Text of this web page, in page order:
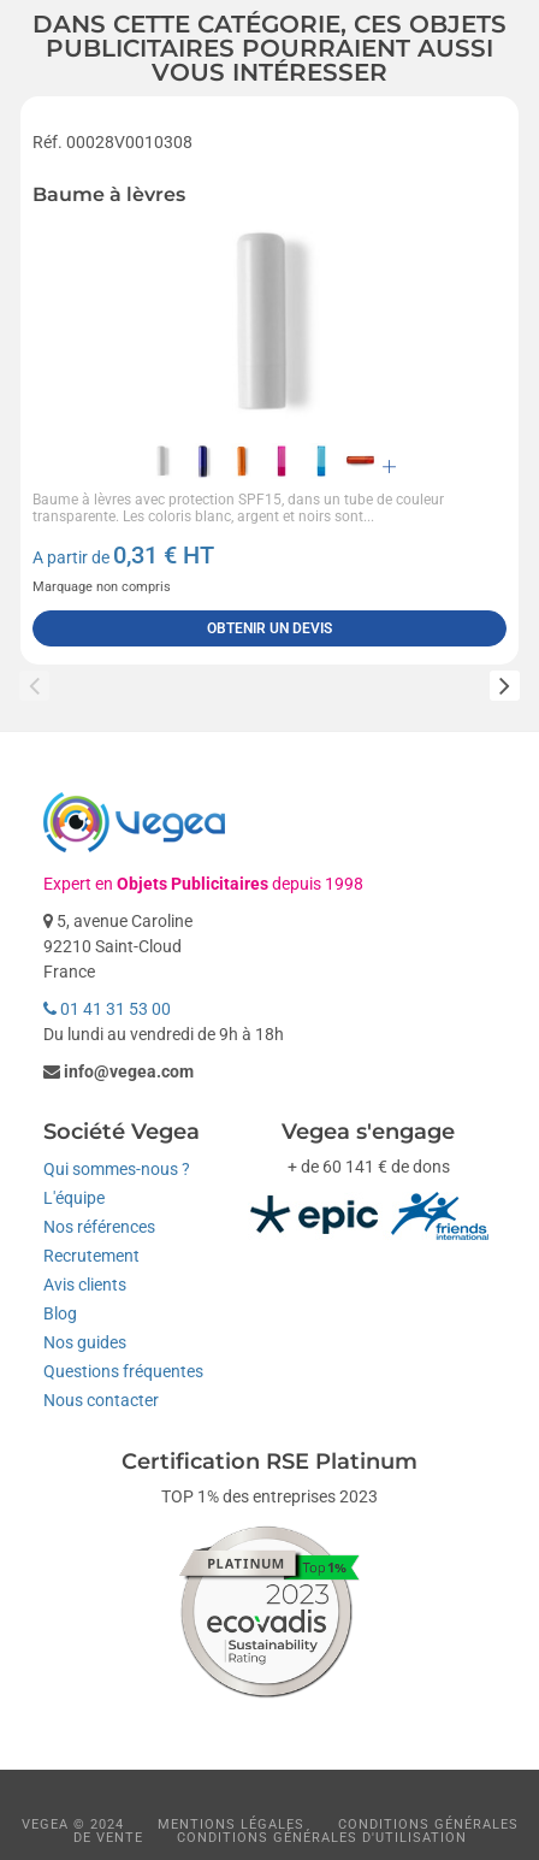
DANS CETTE CATÉGORIE, CES OBJETS
PUBLICITAIRES POURRAIENT AUSSI
VOUS INTÉRESSER
Réf. 00028V0010308
Baume à lèvres
Baume à lèvres avec protection SPF15, dans un tube de couleur
transparente. Les coloris blanc, argent et noirs sont...
A partir de 0,31 € HT
Marquage non compris
OBTENIR UN DEVIS
Expert enObjets Publicitairesdepuis 1998
5, avenue Caroline
92210 Saint-Cloud
France
01 41 31 53 00
Du lundi au vendredi de 9h à 18h
info@vegea.com
Société Vegea
Qui sommes-nous ?
L'équipe
Nos références
Recrutement
Avis clients
Blog
Nos guides
Questions fréquentes
Nous contacter
Vegea s'engage
+ de 60 141 € de dons
Certification RSE Platinum
TOP 1% des entreprises 2023
VEGEA © 2024 MENTIONS LÉGALES
CONDITIONS GÉNÉRALES
DE VENTE
CONDITIONS GÉNÉRALES D'UTILISATION